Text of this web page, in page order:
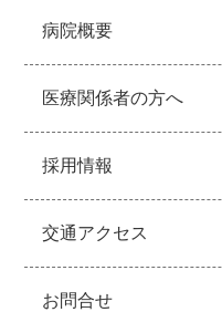
病院概要
医療関係者の方へ
採用情報
交通アクセス
お問合せ